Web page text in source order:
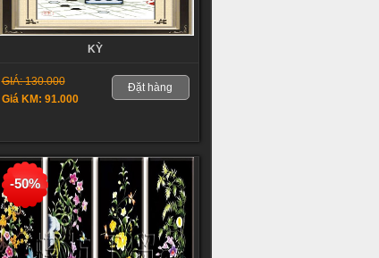
KỲ
GIÁ: 130.000
Giá KM: 91.000
Đặt hàng
-50%